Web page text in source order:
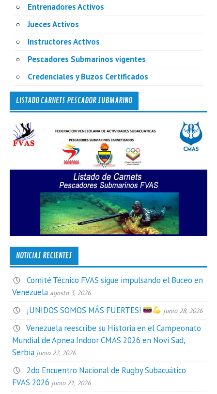
Entrenadores Activos
Jueces Activos
Instructores Activos
Pescadores Submarinos vigentes
Credenciales y Buzos Certificados
LISTADO CARNETS PESCADOR SUBMARINO
NOTICIAS RECIENTES
Comité Técnico FVAS sigue impulsando el Buceo en
Venezuela agosto 3, 2026
¡UNIDOS SOMOS MÁS FUERTES! junio 28, 2026
Venezuela reescribe su Historia en el Campeonato
Mundial de Apnea Indoor CMAS 2026 en Novi Sad,
Serbia junio 22, 2026
2do Encuentro Nacional de Rugby Subacuático
FVAS 2026 junio 21, 2026